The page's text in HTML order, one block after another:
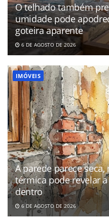
O telhado também
umidade pode
goteira aparente
6 DE AGOSTO DE 2026
IMÓVEIS
A parede parece
térmica pode revelar
dentro
6 DE AGOSTO DE 2026